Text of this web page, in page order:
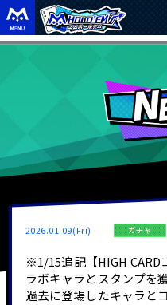
2026.01.09(Fri) ガチャ
※1/15追記【HIGH CARD
ラボキャラとスタンプを
過去に登場したキャラと